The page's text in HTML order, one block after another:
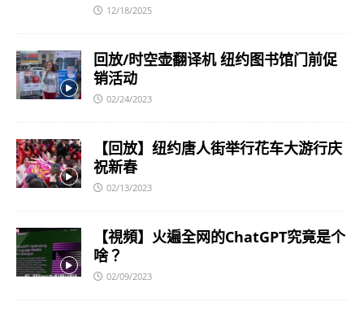
12/18/2025
回放/时空壶翻译机 纽约图书馆门前促
销活动
02/24/2023
【回放】纽约唐人街举行花车大游行庆
祝新春
02/13/2023
【視頻】火遍全网的ChatGPT究竟是个
啥？
02/09/2023